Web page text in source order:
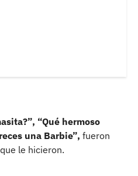
“Qué hermoso
una Barbie”, fueron
le hicieron.